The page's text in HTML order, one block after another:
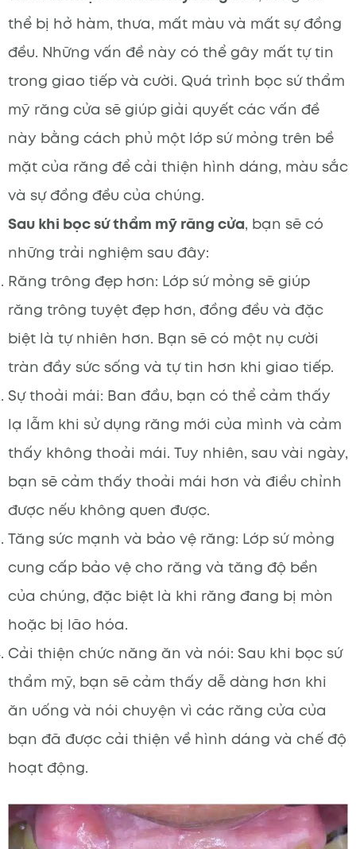
thể bị hở hàm, thưa, mất màu và mất sự đồng
đều. Những vấn đề này có thể gây mất tự tin
trong giao tiếp và cười. Quá trình bọc sứ thẩm
mỹ răng cửa sẽ giúp giải quyết các vấn đề
này bằng cách phủ một lớp sứ mỏng trên bề
mặt của răng để cải thiện hình dáng, màu sắc
và sự đồng đều của chúng.
Sau khi bọc sứ thẩm mỹ răng cửa, bạn sẽ có
những trải nghiệm sau đây:
Răng trông đẹp hơn: Lớp sứ mỏng sẽ giúp
răng trông tuyệt đẹp hơn, đồng đều và đặc
biệt là tự nhiên hơn. Bạn sẽ có một nụ cười
tràn đầy sức sống và tự tin hơn khi giao tiếp.
Sự thoải mái: Ban đầu, bạn có thể cảm thấy
lạ lẫm khi sử dụng răng mới của mình và cảm
thấy không thoải mái. Tuy nhiên, sau vài ngày,
bạn sẽ cảm thấy thoải mái hơn và điều chỉnh
được nếu không quen được.
Tăng sức mạnh và bảo vệ răng: Lớp sứ mỏng
cung cấp bảo vệ cho răng và tăng độ bền
của chúng, đặc biệt là khi răng đang bị mòn
hoặc bị lão hóa.
Cải thiện chức năng ăn và nói: Sau khi bọc sứ
thẩm mỹ, bạn sẽ cảm thấy dễ dàng hơn khi
ăn uống và nói chuyện vì các răng cửa của
bạn đã được cải thiện về hình dáng và chế độ
hoạt động.